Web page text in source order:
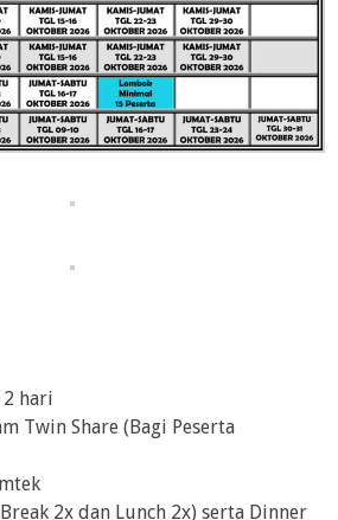
2 hari
Twin Share (Bagi Peserta
2x dan Lunch 2x) serta Dinner